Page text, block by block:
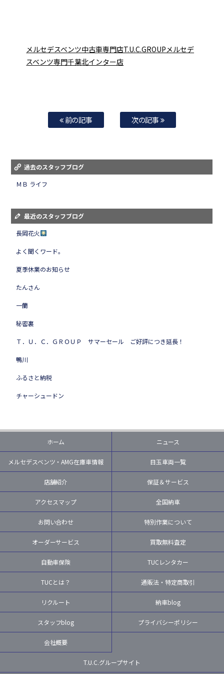
メルセデスベンツ中古車専門店T.U.C.GROUPメルセデ
スベンツ専門千葉北インター店
前の記事 次の記事
過去のスタッフブログ
ＭＢ ライフ
最近のスタッフブログ
長岡花火
よく聞くワード。
夏季休業のお知らせ
たんさん
一蘭
秘密裏
Ｔ．Ｕ．Ｃ．ＧＲＯＵＰ サマーセール ご好評につき延長！
鴨川
ふるさと納税
チャーシュードン
ホーム ニュース
メルセデスベンツ・AMG在庫車情報 目玉車両一覧
店舗紹介 保証＆サービス
アクセスマップ 全国納車
お問い合わせ 特別作業について
オーダーサービス 買取無料査定
自動車保険 TUCレンタカー
TUCとは？ 通販法・特定商取引
リクルート 納車blog
スタッフblog プライバシーポリシー
会社概要
T.U.C.グループサイト